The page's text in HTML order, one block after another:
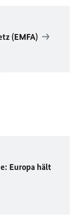
(EMFA)
Europa hält